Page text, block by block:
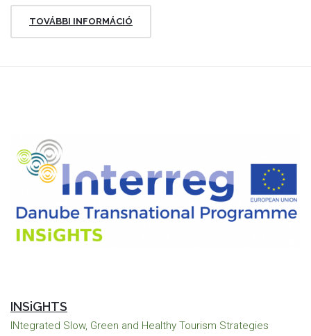
TOVÁBBI INFORMÁCIÓ
INSiGHTS
INtegrated Slow, Green and Healthy Tourism Strategies